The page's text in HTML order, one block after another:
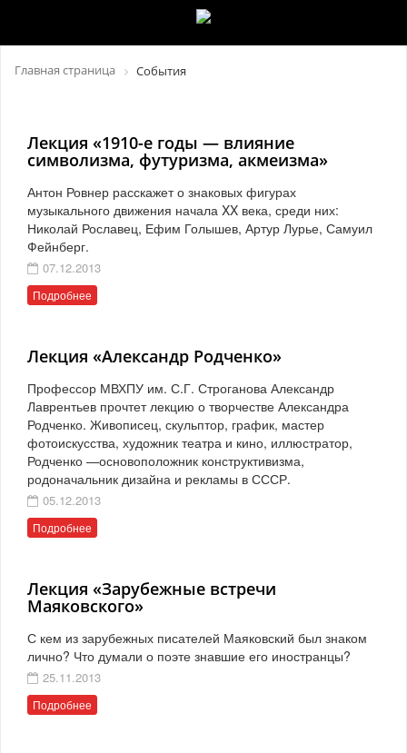
Главная страница События
Лекция «1910-е годы — влияние
символизма, футуризма, акмеизма»
Антон Ровнер расскажет о знаковых фигурах
музыкального движения начала XX века, среди них:
Николай Рославец, Ефим Голышев, Артур Лурье, Самуил
Фейнберг.
07.12.2013
Подробнее
Лекция «Александр Родченко»
Профессор МВХПУ им. С.Г. Строганова Александр
Лаврентьев прочтет лекцию о творчестве Александра
Родченко. Живописец, скульптор, график, мастер
фотоискусства, художник театра и кино, иллюстратор,
Родченко —основоположник конструктивизма,
родоначальник дизайна и рекламы в СССР.
05.12.2013
Подробнее
Лекция «Зарубежные встречи
Маяковского»
С кем из зарубежных писателей Маяковский был знаком
лично? Что думали о поэте знавшие его иностранцы?
25.11.2013
Подробнее